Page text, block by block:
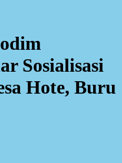
Sosialisasi
Hote, Buru